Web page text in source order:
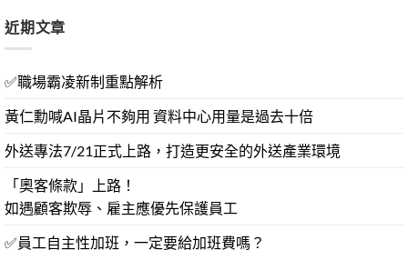
近期文章
✅職場霸凌新制重點解析
黃仁勳喊AI晶片不夠用 資料中心用量是過去十倍
外送專法7/21正式上路，打造更安全的外送產業環境
「奧客條款」上路！
如遇顧客欺辱、雇主應優先保護員工
✅員工自主性加班，一定要給加班費嗎？